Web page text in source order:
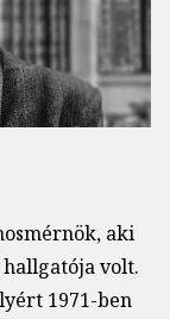
aki
hallgatója volt.
1971-ben